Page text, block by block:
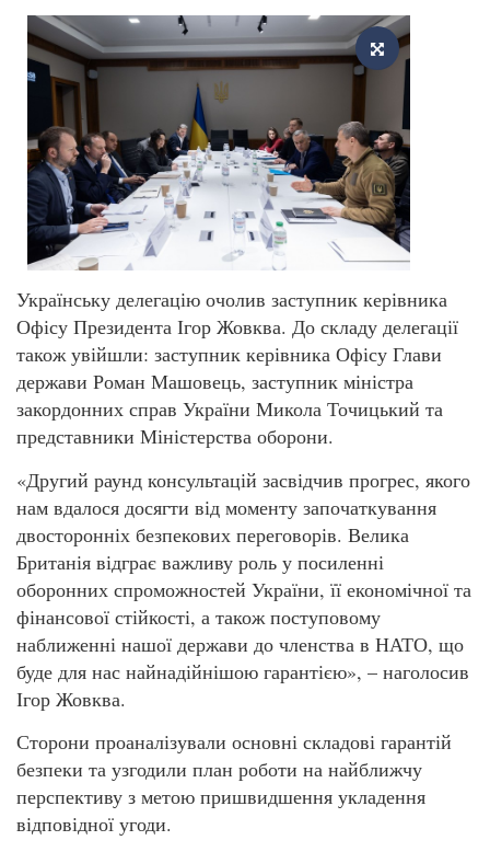
Українську делегацію очолив заступник керівника
Офісу Президента Ігор Жовква. До складу делегації
також увійшли: заступник керівника Офісу Глави
держави Роман Машовець, заступник міністра
закордонних справ України Микола Точицький та
представники Міністерства оборони.
«Другий раунд консультацій засвідчив прогрес, якого
нам вдалося досягти від моменту започаткування
двосторонніх безпекових переговорів. Велика
Британія відграє важливу роль у посиленні
оборонних спроможностей України, її економічної та
фінансової стійкості, а також поступовому
наближенні нашої держави до членства в НАТО, що
буде для нас найнадійнішою гарантією», – наголосив
Ігор Жовква.
Сторони проаналізували основні складові гарантій
безпеки та узгодили план роботи на найближчу
перспективу з метою пришвидшення укладення
відповідної угоди.